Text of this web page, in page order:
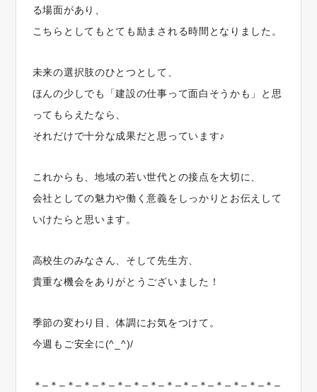
る場面があり、
こちらとしてもとても励まされる時間となりました。
未来の選択肢のひとつとして、
ほんの少しでも「建設の仕事って面白そうかも」と思
ってもらえたなら、
それだけで十分な成果だと思っています♪
これからも、地域の若い世代との接点を大切に、
会社としての魅力や働く意義をしっかりとお伝えして
いけたらと思います。
高校生のみなさん、そして先生方、
貴重な機会をありがとうございました！
季節の変わり目、体調にお気をつけて。
今週もご安全に(^_^)/
＊–＊–＊–＊–＊–＊–＊–＊–＊–＊–＊–＊–＊–＊–＊–